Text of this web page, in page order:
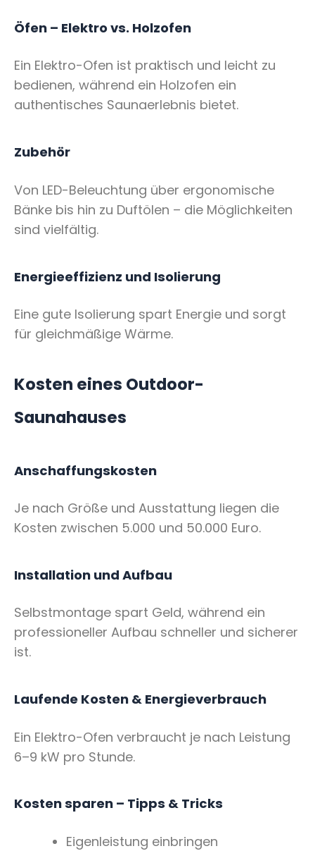
Öfen – Elektro vs. Holzofen
Ein Elektro-Ofen ist praktisch und leicht zu
bedienen, während ein Holzofen ein
authentisches Saunaerlebnis bietet.
Zubehör
Von LED-Beleuchtung über ergonomische
Bänke bis hin zu Duftölen – die Möglichkeiten
sind vielfältig.
Energieeffizienz und Isolierung
Eine gute Isolierung spart Energie und sorgt
für gleichmäßige Wärme.
Kosten eines Outdoor-
Saunahauses
Anschaffungskosten
Je nach Größe und Ausstattung liegen die
Kosten zwischen 5.000 und 50.000 Euro.
Installation und Aufbau
Selbstmontage spart Geld, während ein
professioneller Aufbau schneller und sicherer
ist.
Laufende Kosten & Energieverbrauch
Ein Elektro-Ofen verbraucht je nach Leistung
6–9 kW pro Stunde.
Kosten sparen – Tipps & Tricks
Eigenleistung einbringen